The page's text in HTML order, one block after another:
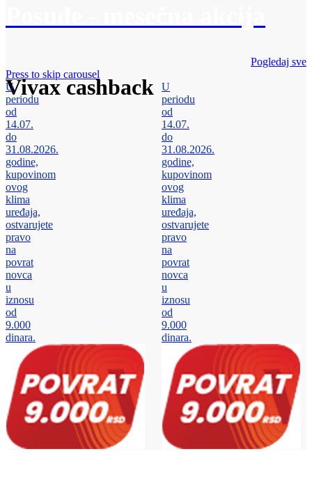
Vivax cashback
Pogledaj sve
Press to skip carousel
U
periodu
od
14.07.
do
31.08.2026.
godine,
kupovinom
ovog
klima
uređaja,
ostvarujete
pravo
na
povrat
novca
u
iznosu
od
9.000
dinara.
U
periodu
od
14.07.
do
31.08.2026.
godine,
kupovinom
ovog
klima
uređaja,
ostvarujete
pravo
na
povrat
novca
u
iznosu
od
9.000
dinara.